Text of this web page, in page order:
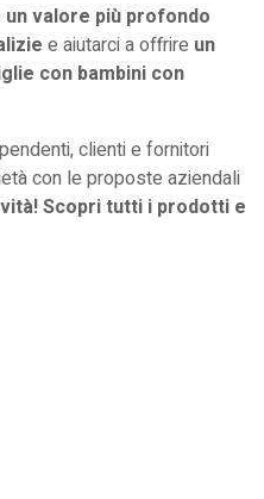
un valore più profondo
e aiutarci a offrire un
con bambini con
clienti e fornitori
con le proposte aziendali
Scopri tutti i prodotti e